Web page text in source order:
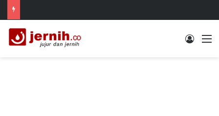
Log In